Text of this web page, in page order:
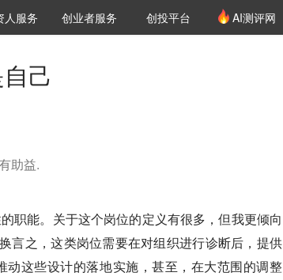
资机构库
构职位推介
人服务 创投氪堂
创业者服务 创投平台 AI测评网
己
助益.
职能。关于这个岗位的定义有很多，但我更倾向
言之，这类岗位需要在对组织进行诊断后，提供
这些设计的落地实施，甚至，在大范围的调整